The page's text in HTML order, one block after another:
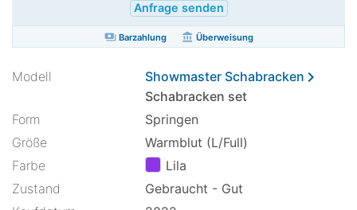
Anfrage senden
paymentsBarzahlung account_balance Überweisung
Modell Showmaster Schabrackenchevron_right
Schabracken set
Form
Springen
Größe
Warmblut (L/Full)
Farbe
Lila
Zustand
Gebraucht - Gut